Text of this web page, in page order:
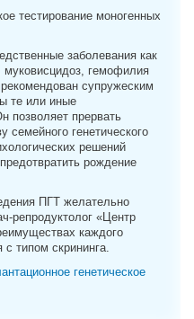
тестирование моногенных
заболевания как
гемофилия
супружеским
те или иные
позволяет прервать
генетического
решений
рождение
ПГТ желательно
репродуктолог «Центр
каждого
типом скрининга.
генетическое